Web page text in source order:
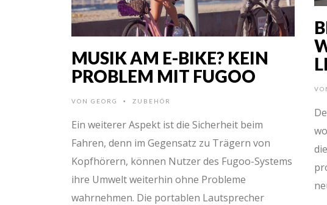
MUSIK AM E-BIKE? KEIN
PROBLEM MIT FUGOO
VON GEORG • ZUBEHÖR
Ein weiterer Aspekt ist die Sicherheit beim
Fahren, denn im Gegensatz zu Trägern von
Kopfhörern, können Nutzer des Fugoo-Systems
ihre Umwelt weiterhin ohne Probleme
wahrnehmen. Die portablen Lautsprecher